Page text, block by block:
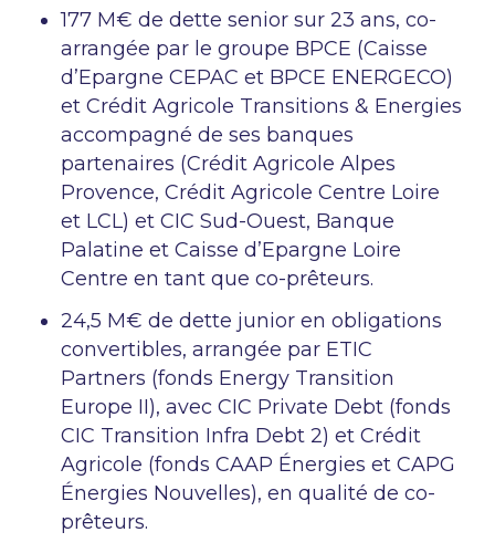
177 M€ de dette senior sur 23 ans, co-
arrangée par le groupe BPCE (Caisse
d’Epargne CEPAC et BPCE ENERGECO)
et Crédit Agricole Transitions & Energies
accompagné de ses banques
partenaires (Crédit Agricole Alpes
Provence, Crédit Agricole Centre Loire
et LCL) et CIC Sud-Ouest, Banque
Palatine et Caisse d’Epargne Loire
Centre en tant que co-prêteurs.
24,5 M€ de dette junior en obligations
convertibles, arrangée par ETIC
Partners (fonds Energy Transition
Europe II), avec CIC Private Debt (fonds
CIC Transition Infra Debt 2) et Crédit
Agricole (fonds CAAP Énergies et CAPG
Énergies Nouvelles), en qualité de co-
prêteurs.